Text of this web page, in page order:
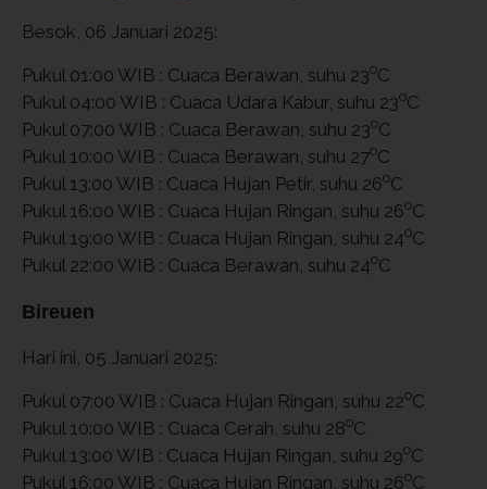
Besok, 06 Januari 2025:
Pukul 01:00 WIB : Cuaca Berawan, suhu 23oC
Pukul 04:00 WIB : Cuaca Udara Kabur, suhu 23oC
Pukul 07:00 WIB : Cuaca Berawan, suhu 23oC
Pukul 10:00 WIB : Cuaca Berawan, suhu 27oC
Pukul 13:00 WIB : Cuaca Hujan Petir, suhu 26oC
Pukul 16:00 WIB : Cuaca Hujan Ringan, suhu 26oC
Pukul 19:00 WIB : Cuaca Hujan Ringan, suhu 24oC
Pukul 22:00 WIB : Cuaca Berawan, suhu 24oC
Bireuen
Hari ini, 05 Januari 2025:
Pukul 07:00 WIB : Cuaca Hujan Ringan, suhu 22oC
Pukul 10:00 WIB : Cuaca Cerah, suhu 28oC
Pukul 13:00 WIB : Cuaca Hujan Ringan, suhu 29oC
Pukul 16:00 WIB : Cuaca Hujan Ringan, suhu 26oC